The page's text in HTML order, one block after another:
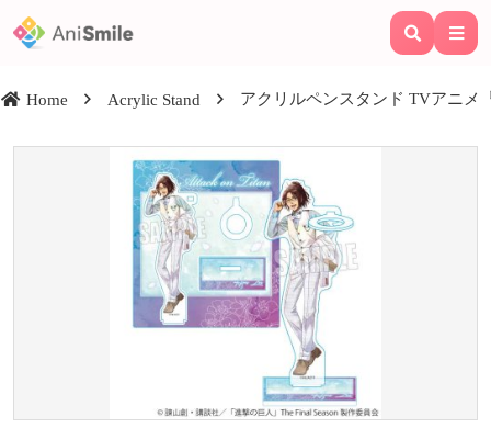
Home Acrylic Stand アクリルペンスタンド TVアニメ